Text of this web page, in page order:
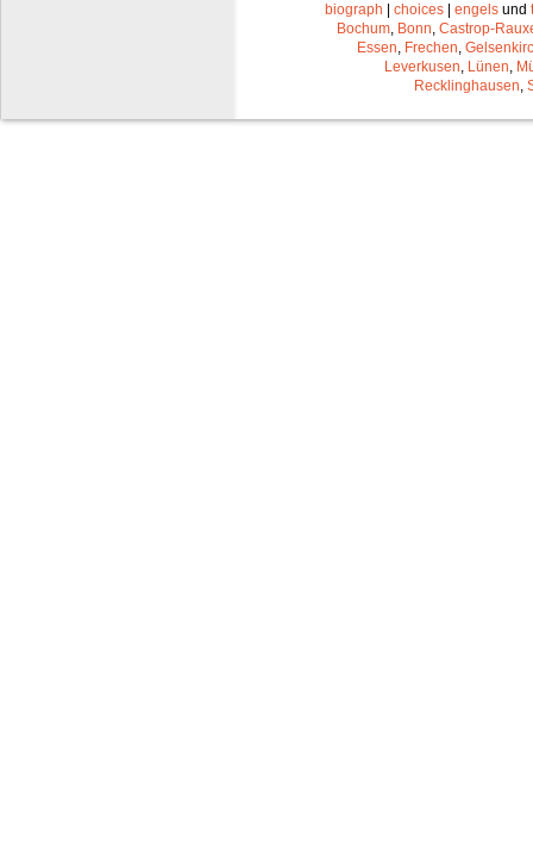
biograph
choices engels und
Bochum, Bonn, Castrop-
Essen, Frechen,
Leverkusen, Lünen,
Recklinghausen,